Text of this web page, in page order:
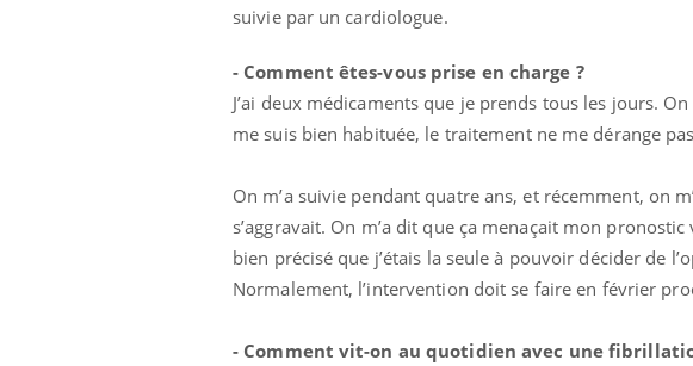
suivie par un cardiologue.
- Comment êtes-vous prise en charge ?
J’ai deux médicaments que je prends tous les jours.
me suis bien habituée, le traitement ne me dérange
On m’a suivie pendant quatre ans, et récemment, on
s’aggravait. On m’a dit que ça menaçait mon
bien précisé que j’étais la seule à pouvoir décider de
Normalement, l’intervention doit se faire en février
- Comment vit-on au quotidien avec une